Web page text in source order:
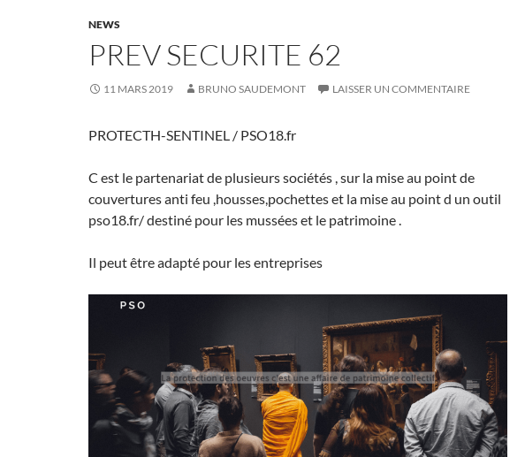
NEWS
PREV SECURITE 62
11 MARS 2019 BRUNO SAUDEMONT LAISSER UN COMMENTAIRE
PROTECTH-SENTINEL / PSO18.fr
C est le partenariat de plusieurs sociétés , sur la mise au point de
couvertures anti feu ,housses,pochettes et la mise au point d un outil
pso18.fr/ destiné pour les mussées et le patrimoine .
Il peut être adapté pour les entreprises